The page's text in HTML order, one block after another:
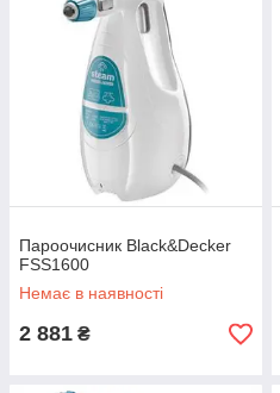
Пароочисник Black&Decker
FSS1600
Немає в наявності
2 881 ₴